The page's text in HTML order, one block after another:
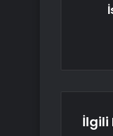
İlgili